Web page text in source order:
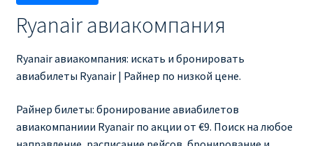
Ryanair авиакомпания
Ryanair авиакомпания: искать и бронировать
авиабилеты Ryanair | Райнер по низкой цене.
Райнер билеты: бронирование авиабилетов
авиакомпаниии Ryanair по акции от €9. Поиск на любое